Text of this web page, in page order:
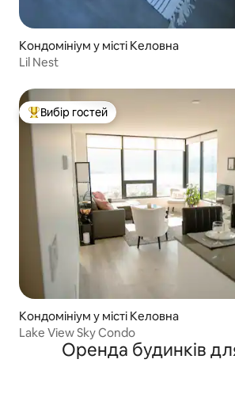
Кондомініум у місті Келовна
Lil Nest
Топ вибір гостей
Вибір гостей
Кондомініум у місті Келовна
Lake View Sky Condo
Оренда будинків